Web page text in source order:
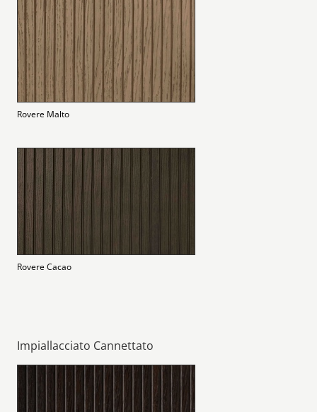
Rovere Malto
Rovere Cacao
Impiallacciato Cannettato